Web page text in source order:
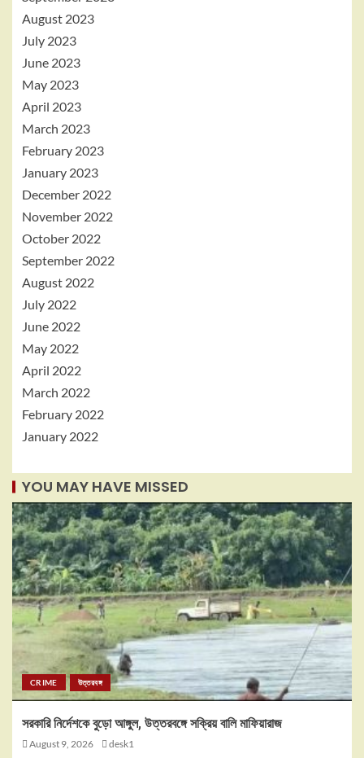
August 2023
July 2023
June 2023
May 2023
April 2023
March 2023
February 2023
January 2023
December 2022
November 2022
October 2022
September 2022
August 2022
July 2022
June 2022
May 2022
April 2022
March 2022
February 2022
January 2022
YOU MAY HAVE MISSED
CRIME উত্তরবঙ্গ
সরকারি নির্দেশকে বুড়ো আঙ্গুল, উত্তরবঙ্গে সক্রিয় বালি মাফিয়ারাজ
August 9, 2026 desk1